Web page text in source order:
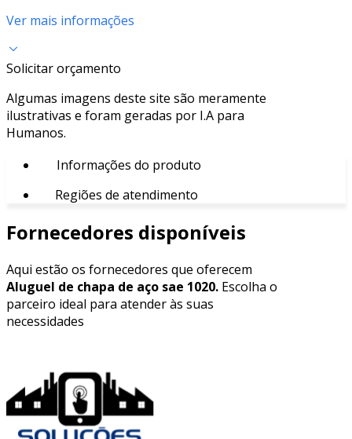
Ver mais informações
Solicitar orçamento
Algumas imagens deste site são meramente
ilustrativas e foram geradas por I.A para
Humanos.
Informações do produto
Regiões de atendimento
Fornecedores disponíveis
Aqui estão os fornecedores que oferecem
Aluguel de chapa de aço sae 1020. Escolha o
parceiro ideal para atender às suas
necessidades